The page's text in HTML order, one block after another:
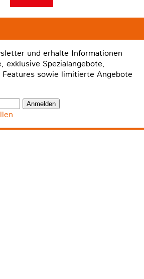
und erhalte Informationen
exklusive Spezialangebote,
Features sowie limitierte Angebote